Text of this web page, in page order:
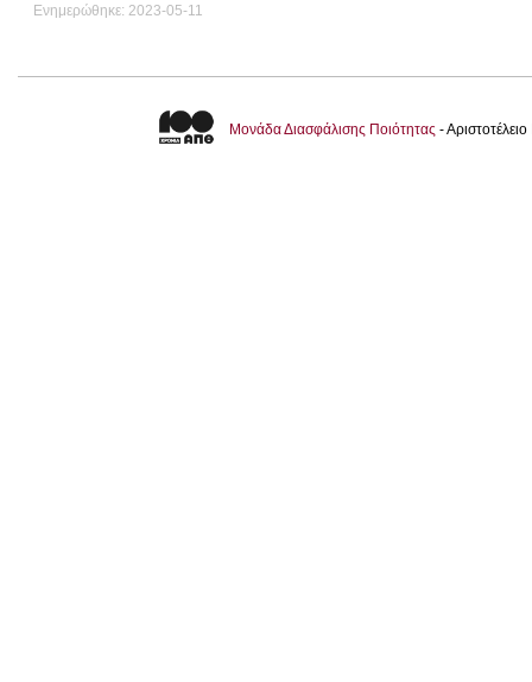
Ενημερώθηκε: 2023-05-11
Μονάδα Διασφάλισης Ποιότητας -